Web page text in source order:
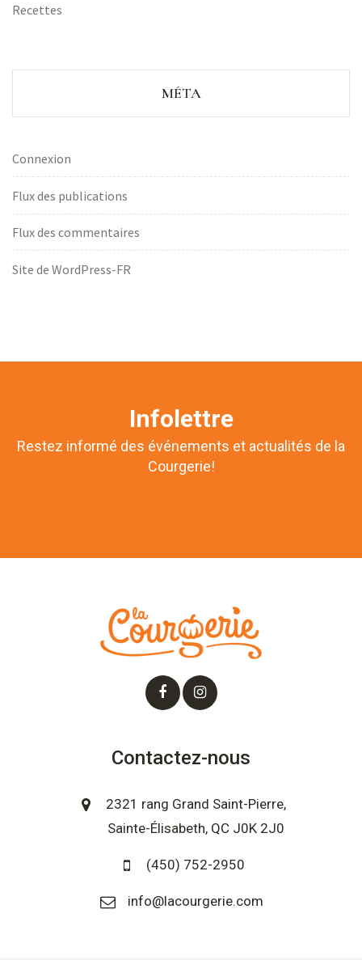
Recettes
MÉTA
Connexion
Flux des publications
Flux des commentaires
Site de WordPress-FR
Infolettre
Restez informé des événements et actualités de la
Courgerie!
Contactez-nous
2321 rang Grand Saint-Pierre,
Sainte-Élisabeth, QC J0K 2J0
(450) 752-2950
info@lacourgerie.com